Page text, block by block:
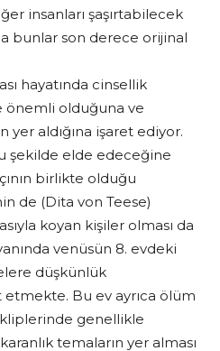
insanları şaşırtabilecek
bunlar son derece orijinal
hayatında cinsellik
önemli olduğuna ve
yer aldığına işaret ediyor.
şekilde elde edeceğine
birlikte olduğu
de (Dita von Teese)
koyan kişiler olması da
venüsün 8. evdeki
düşkünlük
Bu ev ayrıca ölüm
genellikle
temaların yer alması